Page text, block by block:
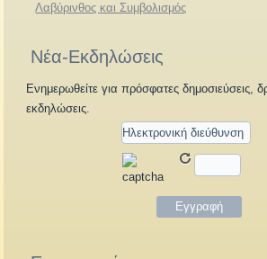
Λαβύρινθος και Συμβολισμός
Νέα-Εκδηλώσεις
Ενημερωθείτε για πρόσφατες δημοσιεύσεις,
εκδηλώσεις.